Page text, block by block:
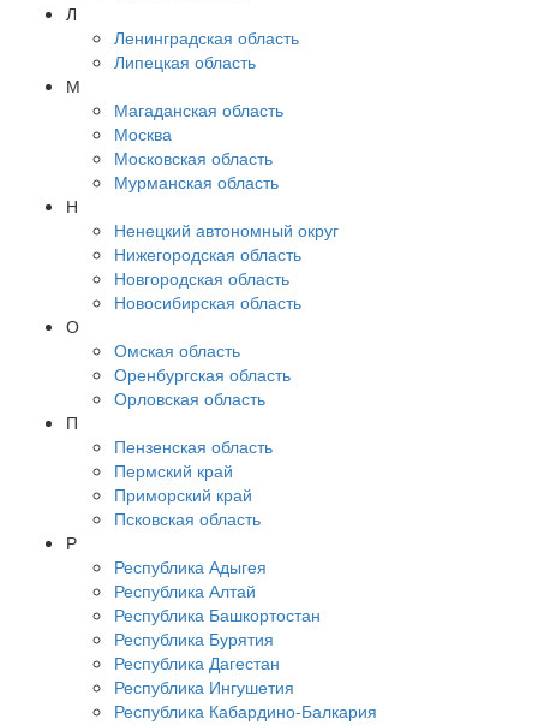
Л
Ленинградская область
Липецкая область
М
Магаданская область
Москва
Московская область
Мурманская область
Н
Ненецкий автономный округ
Нижегородская область
Новгородская область
Новосибирская область
О
Омская область
Оренбургская область
Орловская область
П
Пензенская область
Пермский край
Приморский край
Псковская область
Р
Республика Адыгея
Республика Алтай
Республика Башкортостан
Республика Бурятия
Республика Дагестан
Республика Ингушетия
Республика Кабардино-Балкария